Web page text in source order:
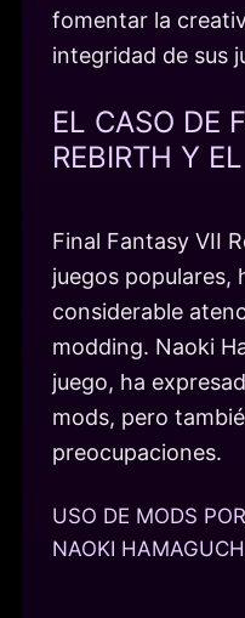
fomentar la
integridad de sus
EL CASO DE
REBIRTH Y
Final Fantasy VII
juegos populares,
considerable
modding. Naoki
juego, ha
mods, pero
preocupaciones.
USO DE MODS
NAOKI